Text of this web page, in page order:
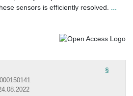
sensors is efficiently resolved.
§